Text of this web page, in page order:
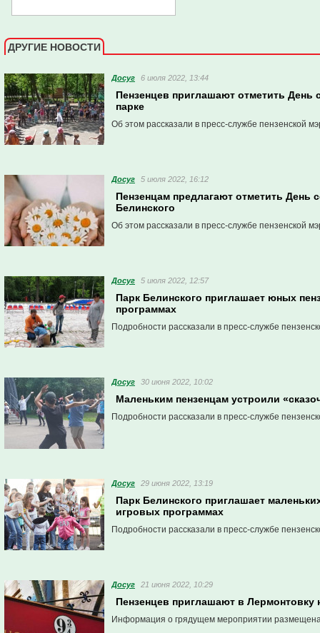
ДРУГИЕ НОВОСТИ
Досуг 6 июля 2022, 13:44
Пензенцев приглашают отметить
парке
Об этом рассказали в пресс-службе пензенской
Досуг 5 июля 2022, 16:12
Пензенцам предлагают отметить День
Белинского
Об этом рассказали в пресс-службе пензенской
Досуг 5 июля 2022, 12:57
Парк Белинского приглашает юных
программах
Подробности рассказали в пресс-службе
Досуг 30 июня 2022, 10:02
Маленьким пензенцам устроили
Подробности рассказали в пресс-службе
Досуг 29 июня 2022, 13:19
Парк Белинского приглашает
игровых программах
Подробности рассказали в пресс-службе
Досуг 21 июня 2022, 10:29
Пензенцев приглашают в Лермонтовку
Информация о грядущем мероприятии